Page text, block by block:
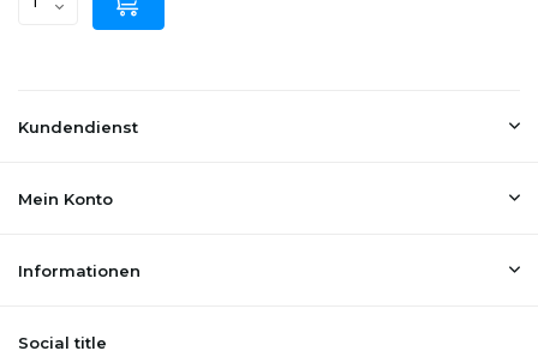
Kundendienst
Mein Konto
Informationen
Social title